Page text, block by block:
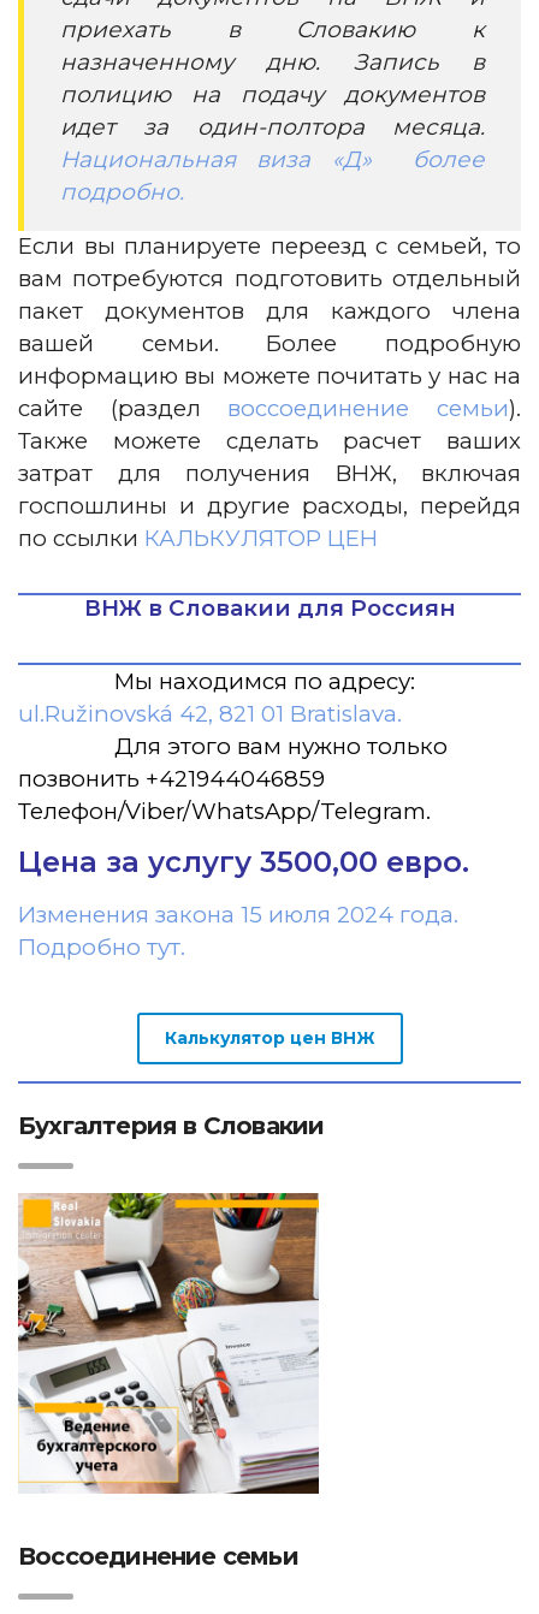
приехать в Словакию к
назначенному дню. Запись в
полицию на подачу документов
идет за один-полтора месяца.
Национальная виза «Д» более
подробно.
Если вы планируете переезд с семьей, то
вам потребуются подготовить отдельный
пакет документов для каждого члена
вашей семьи. Более подробную
информацию вы можете почитать у нас на
сайте (раздел воссоединение семьи).
Также можете сделать расчет ваших
затрат для получения ВНЖ, включая
госпошлины и другие расходы, перейдя
по ссылки КАЛЬКУЛЯТОР ЦЕН
ВНЖ в Словакии для Россиян
Мы находимся по адресу:
ul.Ružinovská 42, 821 01 Bratislava.
Для этого вам нужно только
позвонить +421944046859
Телефон/Viber/WhatsApp/Telegram.
Цена за услугу 3500,00 евро.
Изменения закона 15 июля 2024 года.
Подробно тут.
Калькулятор цен ВНЖ
Бухгалтерия в Словакии
Воссоединение семьи